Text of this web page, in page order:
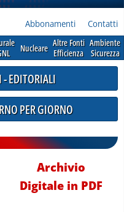
Abbonamenti Contatti
Nucleare Altre Fonti
Efficienza
Ambiente
Sicurezza
EDITORIALI
PER GIORNO
Archivio
Digitale in PDF